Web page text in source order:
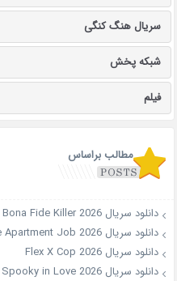
سریال هنگ کنگی
شبکه پخش
فیلم
مطالب براساس
دانلود سریال A Bona Fide Killer 2026
دانلود سریال The Apartment Job 2026
دانلود سریال Flex X Cop 2026
دانلود سریال Spooky in Love 2026